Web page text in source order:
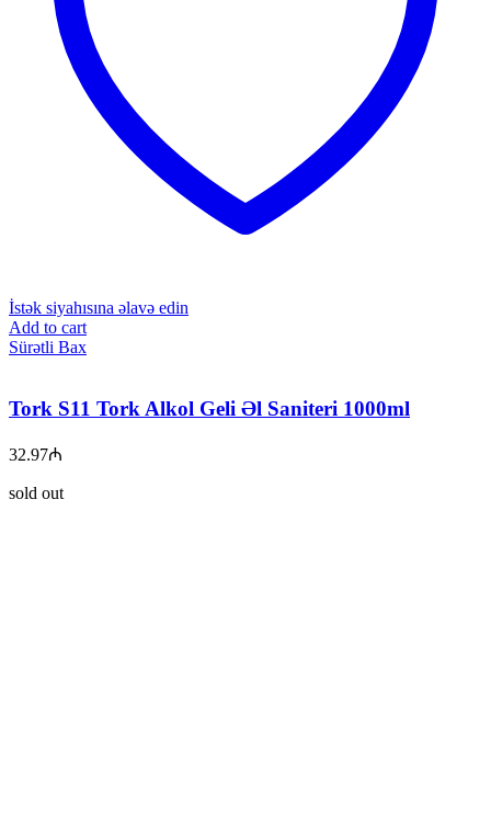
İstək siyahısına əlavə edin
Add to cart
Sürətli Bax
Tork S11 Tork Alkol Geli Əl Saniteri 1000ml
32.97₼
sold out